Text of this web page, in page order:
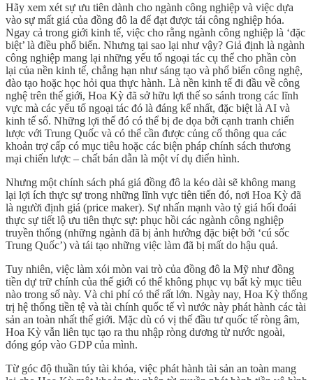
Hãy xem xét sự ưu tiên dành cho ngành công nghiệp và việc dựa
vào sự mất giá của đồng đô la để đạt được tái công nghiệp hóa.
Ngay cả trong giới kinh tế, việc cho rằng ngành công nghiệp là ‘đặc
biệt’ là điều phổ biến. Nhưng tại sao lại như vậy? Giả định là ngành
công nghiệp mang lại những yếu tố ngoại tác cụ thể cho phần còn
lại của nền kinh tế, chẳng hạn như sáng tạo và phổ biến công nghệ,
đào tạo hoặc học hỏi qua thực hành. Là nền kinh tế đi đầu về công
nghệ trên thế giới, Hoa Kỳ đã sở hữu lợi thế so sánh trong các lĩnh
vực mà các yếu tố ngoại tác đó là đáng kể nhất, đặc biệt là AI và
kinh tế số. Những lợi thế đó có thể bị đe dọa bởi cạnh tranh chiến
lược với Trung Quốc và có thể cần được củng cố thông qua các
khoản trợ cấp có mục tiêu hoặc các biện pháp chính sách thương
mại chiến lược – chất bán dẫn là một ví dụ điển hình.
Nhưng một chính sách phá giá đồng đô la kéo dài sẽ không mang
lại lợi ích thực sự trong những lĩnh vực tiên tiến đó, nơi Hoa Kỳ đã
là người định giá (price maker). Sự nhấn mạnh vào tỷ giá hối đoái
thực sự tiết lộ ưu tiên thực sự: phục hồi các ngành công nghiệp
truyền thống (những ngành đã bị ảnh hưởng đặc biệt bởi ‘cú sốc
Trung Quốc’) và tái tạo những việc làm đã bị mất do hậu quả.
Tuy nhiên, việc làm xói mòn vai trò của đồng đô la Mỹ như đồng
tiền dự trữ chính của thế giới có thể không phục vụ bất kỳ mục tiêu
nào trong số này. Và chi phí có thể rất lớn. Ngày nay, Hoa Kỳ thống
trị hệ thống tiền tệ và tài chính quốc tế vì nước này phát hành các tài
sản an toàn nhất thế giới. Mặc dù có vị thế đầu tư quốc tế ròng âm,
Hoa Kỳ vẫn liên tục tạo ra thu nhập ròng dương từ nước ngoài,
đóng góp vào GDP của mình.
Từ góc độ thuần túy tài khóa, việc phát hành tài sản an toàn mang